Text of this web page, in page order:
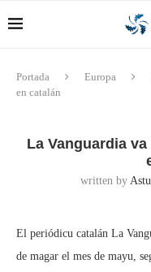
Portada Europa
en catalán
La Vanguardia
written by
El periódicu catalán La
de magar el mes de mayu,